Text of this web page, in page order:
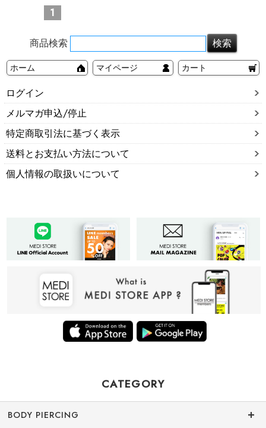
1
商品検索
ホーム マイページ カート
ログイン
メルマガ申込/停止
特定商取引法に基づく表示
送料とお支払い方法について
個人情報の取扱いについて
CATEGORY
BODY PIERCING